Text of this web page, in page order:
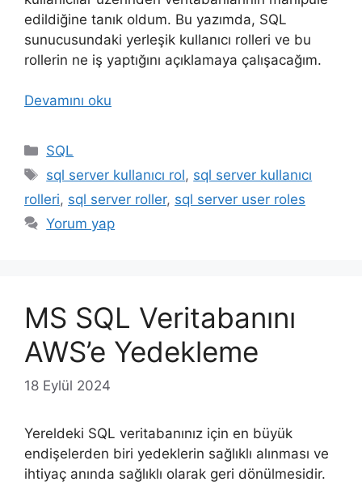
edildiğine tanık oldum. Bu yazımda, SQL
sunucusundaki yerleşik kullanıcı rolleri ve bu
rollerin ne iş yaptığını açıklamaya çalışacağım.
Devamını oku
Kategoriler
SQL
Etiketler
sql server kullanıcı rol, sql server kullanıcı
rolleri, sql server roller, sql server user roles
Yorum yap
MS SQL Veritabanını
AWS’e Yedekleme
18 Eylül 2024
Yereldeki SQL veritabanınız için en büyük
endişelerden biri yedeklerin sağlıklı alınması ve
ihtiyaç anında sağlıklı olarak geri dönülmesidir.